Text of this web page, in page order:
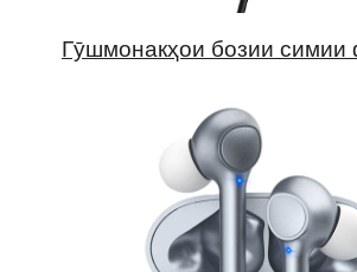
Гӯшмонакҳои бозии